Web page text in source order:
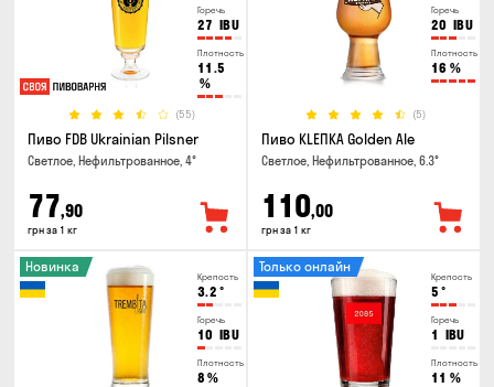
Горечь
27 IBU
Плотность
11.5
%
(55)
Пиво FDB Ukrainian Pilsner
Светлое, Нефильтрованное, 4°
77,90
грн за 1 кг
Горечь
20 IBU
Плотность
16 %
(5)
Пиво KLEПКА Golden Ale
Светлое, Нефильтрованное, 6.3°
110,00
грн за 1 кг
Крепость
3.2 °
Горечь
10 IBU
Плотность
8 %
Новинка
Крепость
5 °
Горечь
1 IBU
Плотность
11 %
Только онлайн